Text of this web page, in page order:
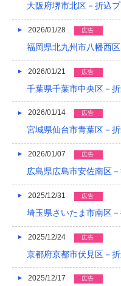
2021/04
2021/03
2020/04
2019/12
2019/10
2019/09
2019/08
2019/07
2019/05
大阪府堺市北区－折込
2026/01/28 広告
福岡県北九州市八幡西
2026/01/21 広告
千葉県千葉市中央区－
2026/01/14 広告
宮城県仙台市青葉区－
2026/01/07 広告
広島県広島市安佐南区
2025/12/31 広告
埼玉県さいたま市南区
2025/12/24 広告
京都府京都市伏見区－
2025/12/17 広告